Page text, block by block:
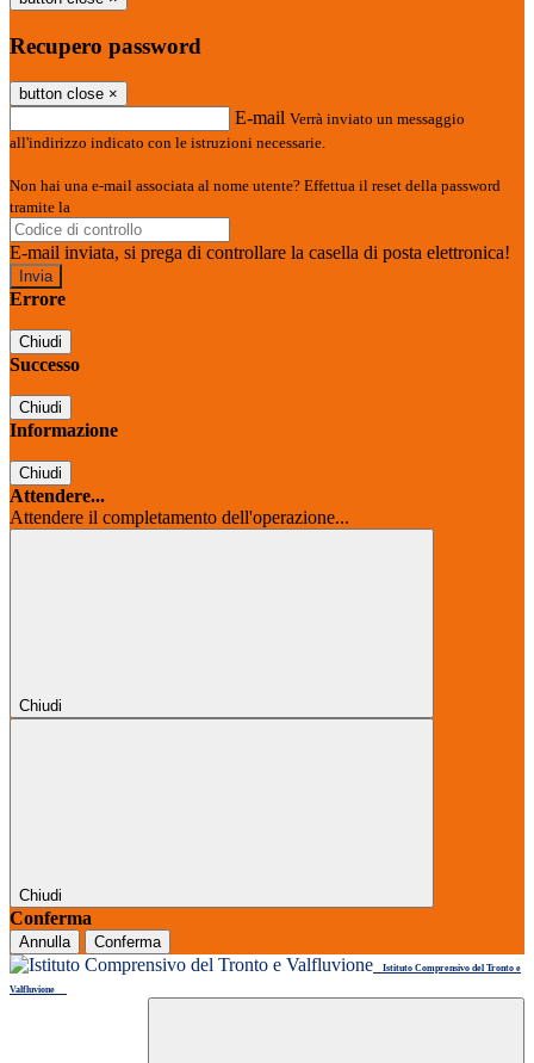
Recupero password
button close ×
E-mail Verrà inviato un messaggio
all'indirizzo indicato con le istruzioni necessarie.
Non hai una e-mail associata al nome utente? Effettua il reset della password
tramite la
E-mail inviata, si prega di controllare la casella di posta elettronica!
Errore
Chiudi
Successo
Chiudi
Informazione
Chiudi
Attendere...
Attendere il completamento dell'operazione...
Chiudi
Chiudi
Conferma
Annulla Conferma
Istituto Comprensivo del Tronto e
Valfluvione